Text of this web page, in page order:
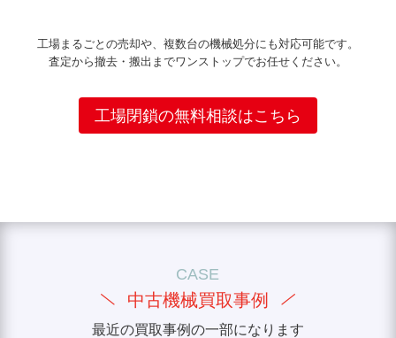
工場まるごとの売却や、複数台の機械処分にも対応可能です。
査定から撤去・搬出までワンストップでお任せください。
工場閉鎖の無料相談はこちら
CASE
中古機械買取事例
最近の買取事例の一部になります